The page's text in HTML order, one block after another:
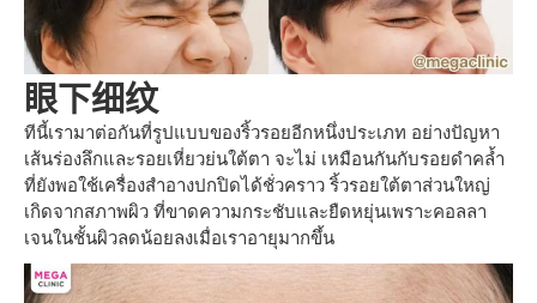
眼下细纹
ทีนี้เรามาต่อกันที่รูปแบบของริ้วรอยอีกหนึ่งประเภท อย่างปัญหา
เส้นร่องลึกและรอยเหี่ยวย่นใต้ตา จะไม่ เหมือนกันกับรอยดำคล้ำ
ที่ยังพอใช้เครื่องสำอางปกปิดได้ชั่วคราว ริ้วรอยใต้ตาส่วนใหญ่
เกิดจากสภาพผิว ที่ขาดความกระชับและยืดหยุ่นเพราะคอลลา
เจนในชั้นผิวลดน้อยลงเมื่อเราอายุมากขึ้น